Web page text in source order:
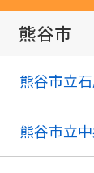
熊谷市
熊谷市立
熊谷市立